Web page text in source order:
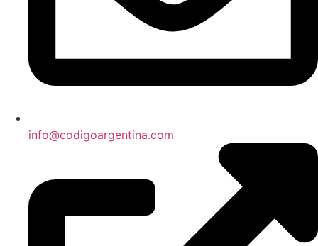
info@codigoargentina.com